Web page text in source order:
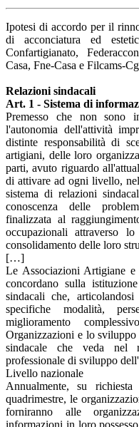
Ipotesi di accordo per il
di acconciatura ed
Confartigianato,
Casa, Fne-Casa e Filcams-
Relazioni sindacali
Art. 1 - Sistema di
Premesso che non sono
l'autonomia dell'attività
distinte responsabilità di
artigiani, delle loro
parti, avuto riguardo
di attivare ad ogni livello,
sistema di relazioni
conoscenza delle
finalizzata al
occupazionali attraverso
consolidamento delle loro
[…]
Le Associazioni Artigiane
concordano sulla
sindacali che,
specifiche modalità,
miglioramento
Organizzazioni e lo
sindacale che veda nel
professionale di sviluppo
Livello nazionale
Annualmente, su
quadrimestre, le
forniranno alle
informazioni in loro